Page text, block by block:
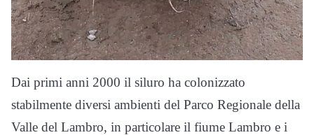
Dai primi anni 2000 il siluro ha colonizzato
stabilmente diversi ambienti del Parco Regionale della
Valle del Lambro, in particolare il fiume Lambro e i